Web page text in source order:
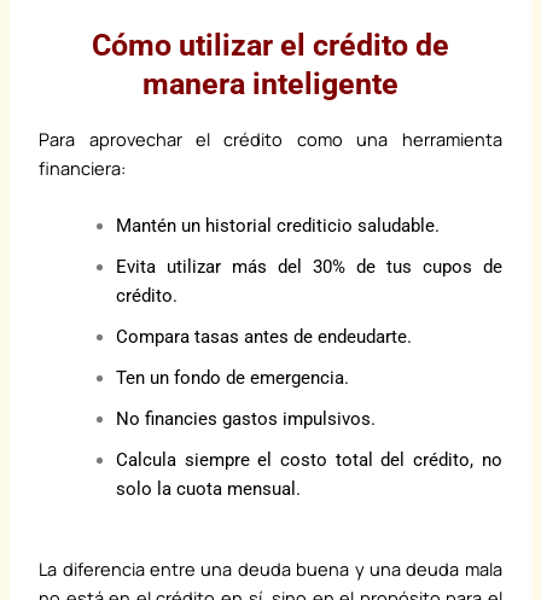
Cómo utilizar el crédito de
manera inteligente
Para aprovechar el crédito como una herramienta
financiera:
Mantén un historial crediticio saludable.
Evita utilizar más del 30% de tus cupos de
crédito.
Compara tasas antes de endeudarte.
Ten un fondo de emergencia.
No financies gastos impulsivos.
Calcula siempre el costo total del crédito, no
solo la cuota mensual.
La diferencia entre una deuda buena y una deuda mala